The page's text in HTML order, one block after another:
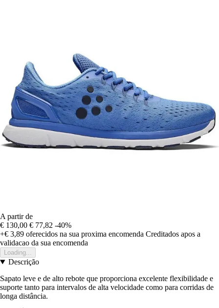
A partir de
€ 130,00 € 77,82 -40%
+€ 3,89 oferecidos na sua proxima encomenda Creditados apos a
validacao da sua encomenda
Loading...
Descrição
Sapato leve e de alto rebote que proporciona excelente flexibilidade e
suporte tanto para intervalos de alta velocidade como para corridas de
longa distância.